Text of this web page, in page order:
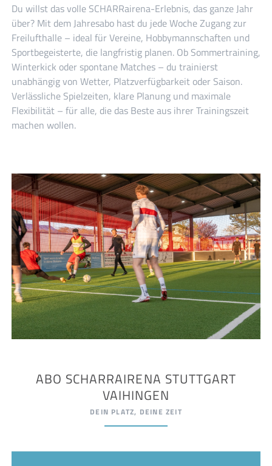
Du willst das volle SCHARRairena-Erlebnis, das ganze Jahr
über? Mit dem Jahresabo hast du jede Woche Zugang zur
Freilufthalle – ideal für Vereine, Hobbymannschaften und
Sportbegeisterte, die langfristig planen. Ob Sommertraining,
Winterkick oder spontane Matches – du trainierst
unabhängig von Wetter, Platzverfügbarkeit oder Saison.
Verlässliche Spielzeiten, klare Planung und maximale
Flexibilität – für alle, die das Beste aus ihrer Trainingszeit
machen wollen.
ABO SCHARRAIRENA STUTTGART
VAIHINGEN
DEIN PLATZ, DEINE ZEIT